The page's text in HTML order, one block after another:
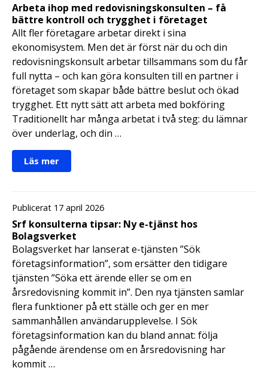
Arbeta ihop med redovisningskonsulten – få
bättre kontroll och trygghet i företaget
Allt fler företagare arbetar direkt i sina
ekonomisystem. Men det är först när du och din
redovisningskonsult arbetar tillsammans som du får
full nytta – och kan göra konsulten till en partner i
företaget som skapar både bättre beslut och ökad
trygghet. Ett nytt sätt att arbeta med bokföring
Traditionellt har många arbetat i två steg: du lämnar
över underlag, och din …
Läs mer
Publicerat 17 april 2026
Srf konsulterna tipsar: Ny e-tjänst hos
Bolagsverket
Bolagsverket har lanserat e-tjänsten ”Sök
företagsinformation”, som ersätter den tidigare
tjänsten ”Söka ett ärende eller se om en
årsredovisning kommit in”. Den nya tjänsten samlar
flera funktioner på ett ställe och ger en mer
sammanhållen användarupplevelse. I Sök
företagsinformation kan du bland annat: följa
pågående ärendense om en årsredovisning har
kommit …